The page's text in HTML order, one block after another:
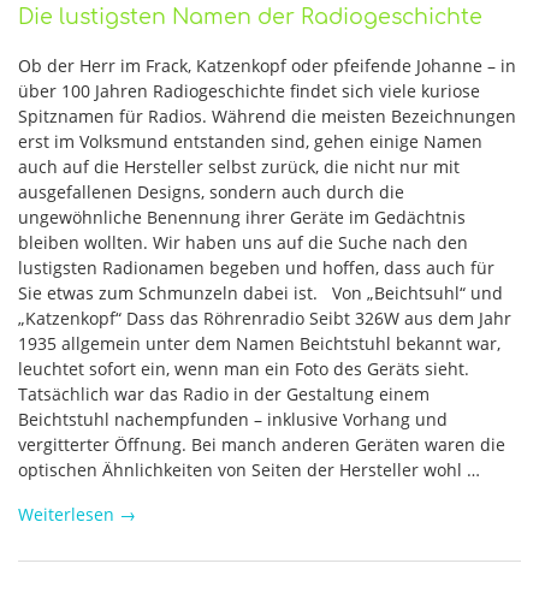
Die lustigsten Namen der Radiogeschichte
Ob der Herr im Frack, Katzenkopf oder pfeifende Johanne – in
über 100 Jahren Radiogeschichte findet sich viele kuriose
Spitznamen für Radios. Während die meisten Bezeichnungen
erst im Volksmund entstanden sind, gehen einige Namen
auch auf die Hersteller selbst zurück, die nicht nur mit
ausgefallenen Designs, sondern auch durch die
ungewöhnliche Benennung ihrer Geräte im Gedächtnis
bleiben wollten. Wir haben uns auf die Suche nach den
lustigsten Radionamen begeben und hoffen, dass auch für
Sie etwas zum Schmunzeln dabei ist. Von „Beichtsuhl“ und
„Katzenkopf“ Dass das Röhrenradio Seibt 326W aus dem Jahr
1935 allgemein unter dem Namen Beichtstuhl bekannt war,
leuchtet sofort ein, wenn man ein Foto des Geräts sieht.
Tatsächlich war das Radio in der Gestaltung einem
Beichtstuhl nachempfunden – inklusive Vorhang und
vergitterter Öffnung. Bei manch anderen Geräten waren die
optischen Ähnlichkeiten von Seiten der Hersteller wohl …
Weiterlesen →